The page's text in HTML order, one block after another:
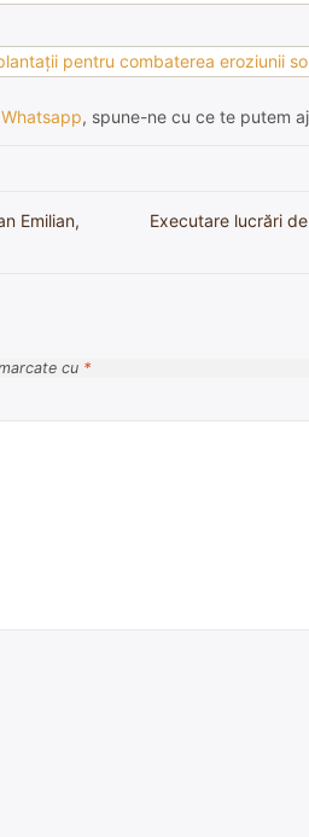
pentru combaterea eroziunii
Whatsapp, spune-ne cu ce te putem
Emilian,
Executare lucrări
cu *